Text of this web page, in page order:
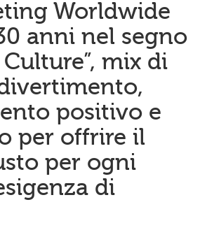
Worldwide
anni nel segno
Culture”, mix di
positivo e
per offrire il
per ogni
di